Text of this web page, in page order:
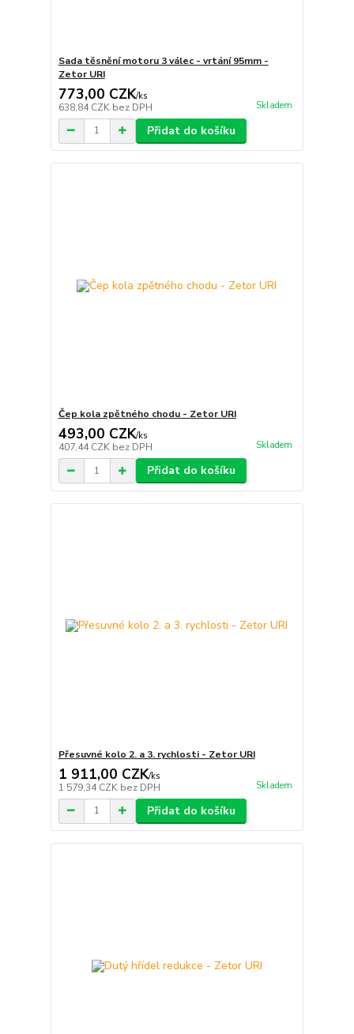
Sada těsnění motoru 3 válec - vrtání 95mm -
Zetor URI
773,00 CZK/ks
638,84 CZK bez DPH Skladem
Přidat do košíku
Čep kola zpětného chodu - Zetor URI
493,00 CZK/ks
407,44 CZK bez DPH Skladem
Přidat do košíku
Přesuvné kolo 2. a 3. rychlosti - Zetor URI
1 911,00 CZK/ks
1 579,34 CZK bez DPH Skladem
Přidat do košíku